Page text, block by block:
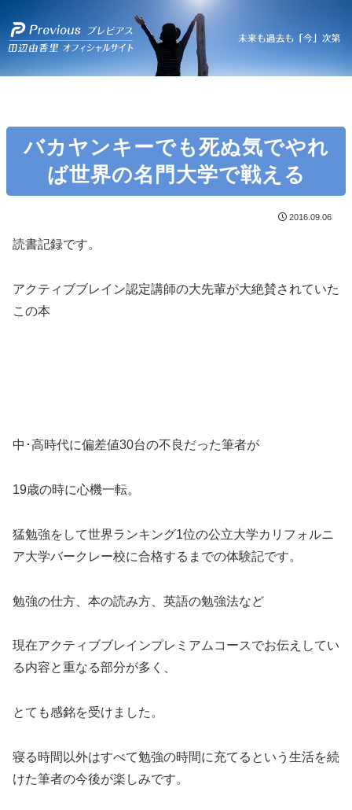
バカヤンキーでも死ぬ気でやれ
ば世界の名門大学で戦える
2016.09.06
読書記録です。
アクティブブレイン認定講師の大先輩が大絶賛されていた
この本
中･高時代に偏差値30台の不良だった筆者が
19歳の時に心機一転。
猛勉強をして世界ランキング1位の公立大学カリフォルニ
ア大学バークレー校に合格するまでの体験記です。
勉強の仕方、本の読み方、英語の勉強法など
現在アクティブブレインプレミアムコースでお伝えしてい
る内容と重なる部分が多く、
とても感銘を受けました。
寝る時間以外はすべて勉強の時間に充てるという生活を続
けた筆者の今後が楽しみです。